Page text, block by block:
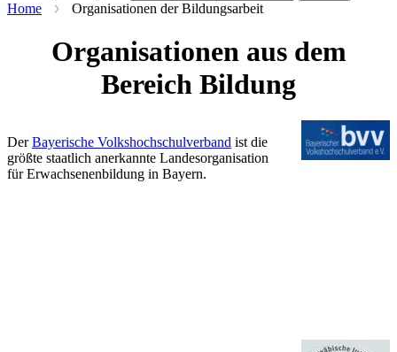
Home Organisationen der Bildungsarbeit
Organisationen aus dem
Bereich Bildung
DerBayerische Volkshochschulverband ist die
größte staatlich anerkannte Landesorganisation
für Erwachsenenbildung in Bayern.